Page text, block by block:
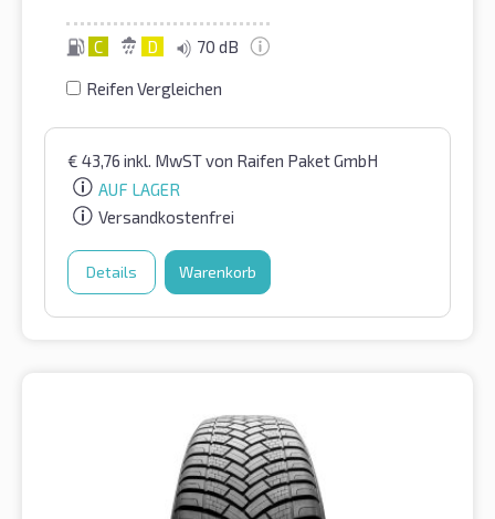
C D 70 dB
Reifen Vergleichen
€ 43,76 inkl. MwSTvon Raifen Paket GmbH
AUF LAGER
Versandkostenfrei
Details Warenkorb